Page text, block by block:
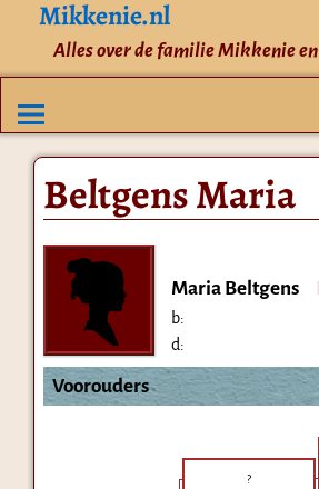
Mikkenie.nl
Alles over de familie Mikkenie
Beltgens Maria
Maria Beltgens
b:
d:
Voorouders
?